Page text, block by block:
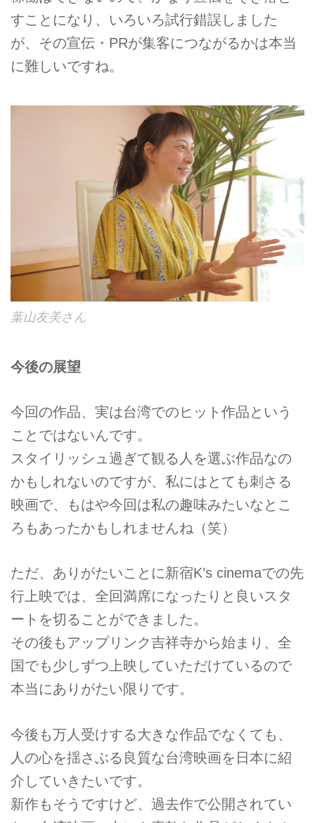
すことになり、いろいろ試行錯誤しました
が、その宣伝・PRが集客につながるかは本当
に難しいですね。
葉山友美さん
今後の展望
今回の作品、実は台湾でのヒット作品という
ことではないんです。
スタイリッシュ過ぎて観る人を選ぶ作品なの
かもしれないのですが、私にはとても刺さる
映画で、もはや今回は私の趣味みたいなとこ
ろもあったかもしれませんね（笑）
ただ、ありがたいことに新宿K’s cinemaでの先
行上映では、全回満席になったりと良いスタ
ートを切ることができました。
その後もアップリンク吉祥寺から始まり、全
国でも少しずつ上映していただけているので
本当にありがたい限りです。
今後も万人受けする大きな作品でなくても、
人の心を揺さぶる良質な台湾映画を日本に紹
介していきたいです。
新作もそうですけど、過去作で公開されてい